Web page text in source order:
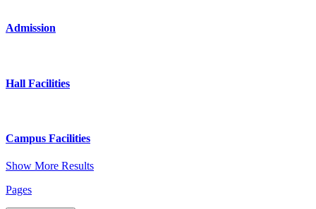
Admission
Hall Facilities
Campus Facilities
Show More Results
Pages